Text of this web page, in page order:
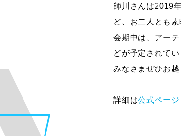
師川さんは2019
ど、お二人とも
会期中は、アー
どが予定されてい
みなさまぜひお越
詳細は公式ページ